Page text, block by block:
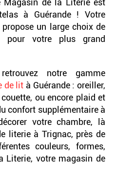
Magasin de la Literie est
à Guérande ! Votre
un large choix de
pour votre plus grand
notre gamme
de lit à Guérande : oreiller,
ou encore plaid et
confort supplémentaire à
votre chambre, là
literie à Trignac, près de
couleurs, formes,
Literie, votre magasin de